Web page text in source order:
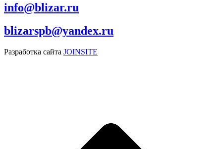
info@blizar.ru
blizarspb@yandex.ru
Разработка сайта JOINSITE